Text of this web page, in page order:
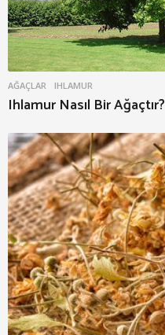
AĞAÇLAR IHLAMUR
Ihlamur Nasıl Bir Ağaçtır?